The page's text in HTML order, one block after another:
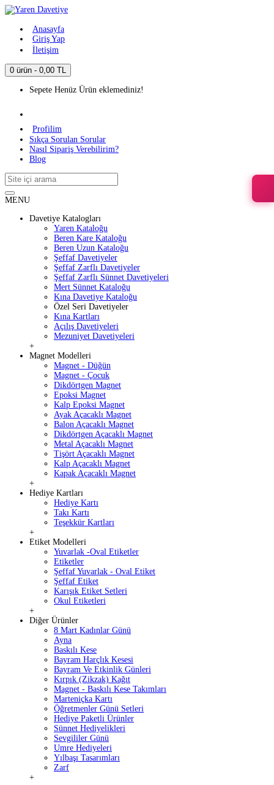
Anasayfa
Giriş Yap
İletişim
0 ürün - 0,00 TL
Sepete Henüz Ürün eklemediniz!
Profilim
Sıkça Sorulan Sorular
Nasıl Sipariş Verebilirim?
Blog
MENU
Davetiye Katalogları
Yaren Kataloğu
Beren Kare Kataloğu
Beren Uzun Kataloğu
Şeffaf Davetiyeler
Şeffaf Zarflı Davetiyeler
Şeffaf Zarflı Sünnet Davetiyeleri
Mert Sünnet Kataloğu
Kına Davetiye Kataloğu
Özel Seri Davetiyeler
Kına Kartları
Açılış Davetiyeleri
Mezuniyet Davetiyeleri
+
Magnet Modelleri
Magnet - Düğün
Magnet - Çocuk
Dikdörtgen Magnet
Epoksi Magnet
Kalp Epoksi Magnet
Ayak Açacaklı Magnet
Balon Açacaklı Magnet
Dikdörtgen Açacaklı Magnet
Metal Açacaklı Magnet
Tişört Açacaklı Magnet
Kalp Açacaklı Magnet
Kapak Açacaklı Magnet
+
Hediye Kartları
Hediye Kartı
Takı Kartı
Teşekkür Kartları
+
Etiket Modelleri
Yuvarlak -Oval Etiketler
Etiketler
Şeffaf Yuvarlak - Oval Etiket
Şeffaf Etiket
Karışık Etiket Setleri
Okul Etiketleri
+
Diğer Ürünler
8 Mart Kadınlar Günü
Ayna
Baskılı Kese
Bayram Harçlık Kesesi
Bayram Ve Etkinlik Günleri
Kırpık (Zikzak) Kağıt
Magnet - Baskılı Kese Takımları
Marteniçka Kartı
Öğretmenler Günü Setleri
Hediye Paketli Ürünler
Sünnet Hediyelikleri
Sevgililer Günü
Umre Hediyeleri
Yılbaşı Tasarımları
Zarf
+